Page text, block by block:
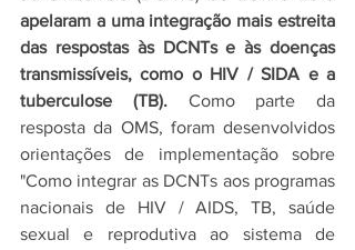
apelaram a uma integração mais estreita
das respostas às DCNTs e às doenças
transmissíveis, como o HIV / SIDA e a
tuberculose (TB). Como parte da
resposta da OMS, foram desenvolvidos
orientações de implementação sobre
"Como integrar as DCNTs aos programas
nacionais de HIV / AIDS, TB, saúde
sexual e reprodutiva ao sistema de